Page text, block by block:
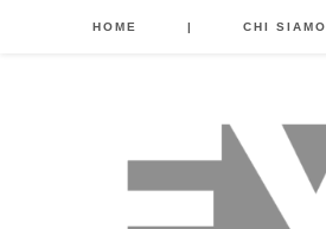
HOME | CHI SIAMO